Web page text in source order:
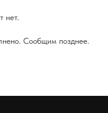
нет.
Сообщим позднее.